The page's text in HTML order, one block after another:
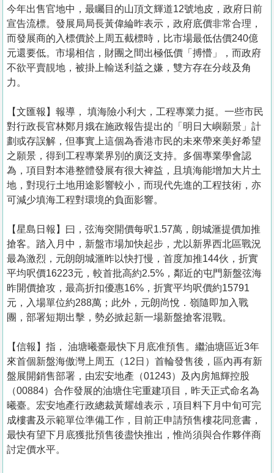
今年出售官地中，最矚目的山頂文輝道12號地皮，政府日前
宣告流標。發展局局長黃偉綸昨表示，政府底價非常合理，
而發展商的入標價於上周五截標時，比市場最低估價240億
元還要低。市場相信，財團之間出極低價「搏懵」，而政府
不欲平賣靚地，被掛上輸送利益之嫌，雙方存在分歧及角
力。
【文匯報】報導， 填海險小利大，工程專業力挺。一些市民
對行政長官林鄭月娥在施政報告提出的「明日大嶼願景」計
劃或存誤解，但事實上這個為香港市民的未來帶來美好希望
之願景，得到工程專業界別的廣泛支持。多個專業學會認
為，項目對本港整體發展有很大裨益，且填海能增加大片土
地，對現行土地用途影響較小，而現代先進的工程技術，亦
可減少填海工程對環境的負面影響。
【星島日報】曰，弦海突開價每呎1.57萬，朗城滙提價加推
搶客。踏入月中，新盤市場加快起步，尤以新界西北區戰況
最為激烈，元朗朗城滙昨以快打慢，首度加推144伙，折實
平均呎價16223元，較首批高約2.5%，鄰近的屯門新盤弦海
昨開價搶攻，最高折扣優惠16%，折實平均呎價約15791
元，入場單位約288萬；此外，元朗尚悅．嶺隨即加入戰
團，部署短期出擊，勢必掀起新一場新盤搶客混戰。
【信報】指， 油塘曦臺最快下月底准預售。繼油塘區近3年
來首個新盤海傲灣上周五（12日）首輪發售後，區內再有新
盤展開銷售部署，由宏安地產（01243）及內房旭輝控股
（00884）合作發展的油塘住宅重建項目，昨天正式命名為
曦臺。宏安地產行政總裁黃耀雄表示，項目料下月中旬可完
成樓書及示範單位準備工作，目前正申請預售樓花同意書，
最快有望下月底獲批預售後盡快推出，惟尚須與合作夥伴商
討定價水平。